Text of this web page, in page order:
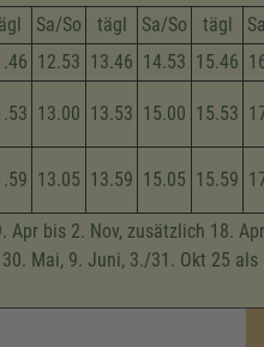
Sa/So tägl Sa/So tägl
12.53 13.46 14.53 15.46
13.00 13.53 15.00 15.53
13.05 13.59 15.05 15.59
Apr bis 2. Nov, zusätzlich 18.
Mai, 9. Juni, 3./31. Okt 25 als